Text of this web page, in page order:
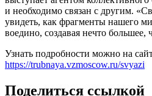
и необходимо связан с другим.
увидеть, как фрагменты нашего
воедино, создавая нечто большее,
Узнать подробности можно на
https://trubnaya.vzmoscow.ru/svyazi
Поделиться ссылкой